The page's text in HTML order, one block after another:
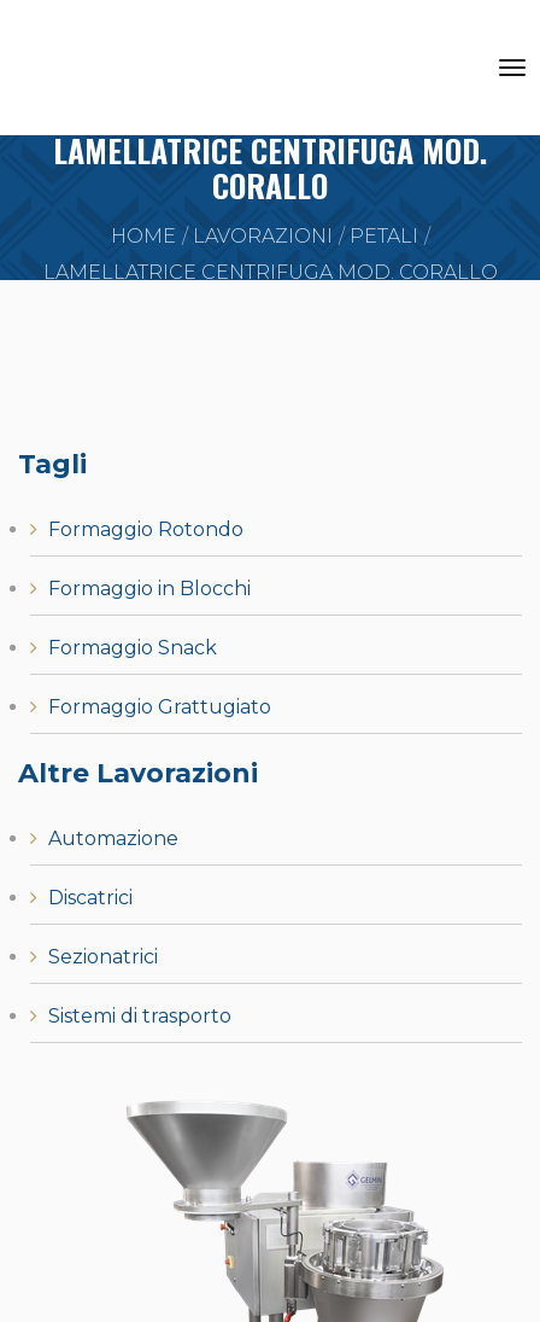
LAMELLATRICE CENTRIFUGA MOD.
CORALLO
HOME LAVORAZIONI
PETALI
LAMELLATRICE CENTRIFUGA MOD. CORALLO
Tagli
Formaggio Rotondo
Formaggio in Blocchi
Formaggio Snack
Formaggio Grattugiato
Altre Lavorazioni
Automazione
Discatrici
Sezionatrici
Sistemi di trasporto